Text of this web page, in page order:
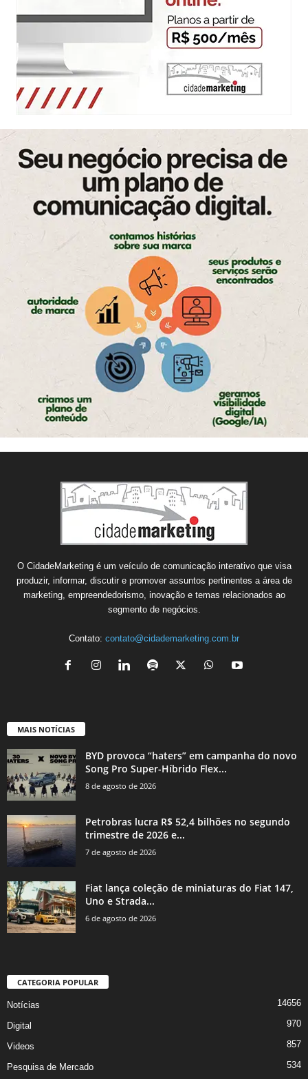
O CidadeMarketing é um veículo de comunicação interativo que visa
produzir, informar, discutir e promover assuntos pertinentes a área de
marketing, empreendedorismo, inovação e temas relacionados ao
segmento de negócios.
Contato: contato@cidademarketing.com.br
MAIS NOTÍCIAS
BYD provoca “haters” em campanha do novo
Song Pro Super-Híbrido Flex...
8 de agosto de 2026
Petrobras lucra R$ 52,4 bilhões no segundo
trimestre de 2026 e...
7 de agosto de 2026
Fiat lança coleção de miniaturas do Fiat 147,
Uno e Strada...
6 de agosto de 2026
CATEGORIA POPULAR
Notícias 14656
Digital 970
Videos 857
Pesquisa de Mercado 534